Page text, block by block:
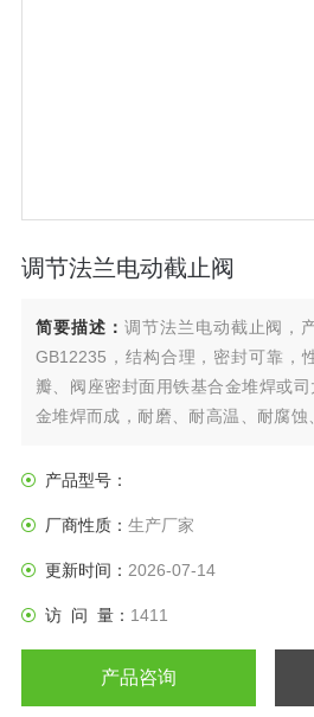
调节法兰电动截止阀
简要描述： 调节法兰电动截止阀，
GB12235，结构合理，密封可靠，
瓣、阀座密封面用铁基合金堆焊或
金堆焊而成，耐磨、耐高温、耐腐
伤性；可采用各种配管法兰标准及法
产品型号：
厂商性质： 生产厂家
更新时间： 2026-07-14
访 问 量： 1411
产品咨询